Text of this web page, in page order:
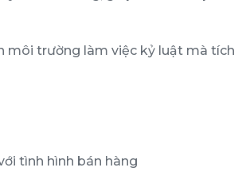
môi trường làm việc kỷ luật mà tích
tình hình bán hàng